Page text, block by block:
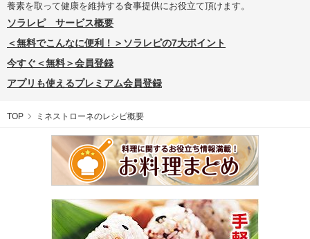
養素を取って健康を維持する食事提供にお役立て頂けます。
ソラレピ サービス概要
＜無料でこんなに便利！＞ソラレピの7大ポイント
今すぐ＜無料＞会員登録
アプリも使えるプレミアム会員登録
TOP ミネストローネのレシピ概要